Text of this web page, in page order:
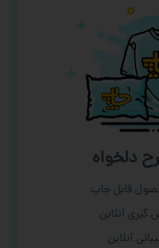
دلخواه
گیری آنلاین
آنلاین